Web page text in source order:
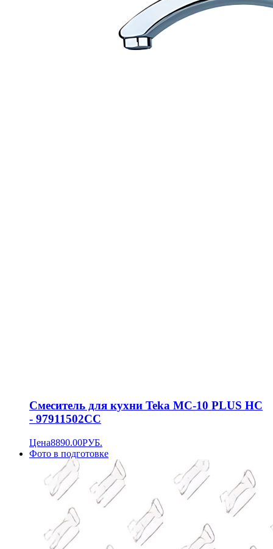
Смеситель для кухни Teka MC-10 PLUS HC
- 97911502CC
Цена8890.00РУБ.
Фото в подготовке